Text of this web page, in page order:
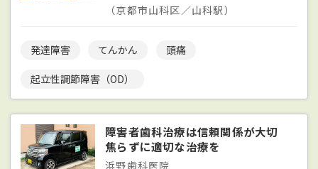
（京都市山科区／山科駅）
発達障害 てんかん 頭痛
起立性調節障害（OD）
障害者歯科治療は信頼関係が大切
焦らずに適切な治療を
浜野歯科医院